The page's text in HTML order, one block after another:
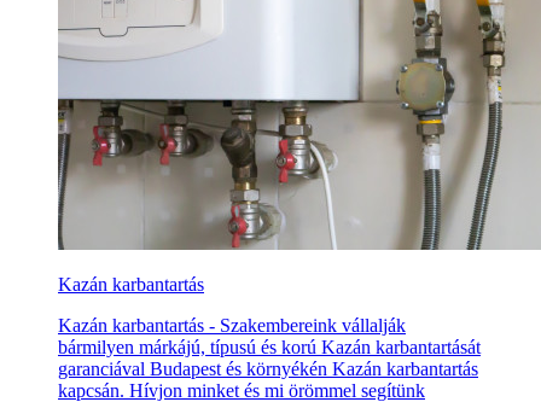
Kazán karbantartás
Kazán karbantartás - Szakembereink vállalják
bármilyen márkájú, típusú és korú Kazán karbantartását
garanciával Budapest és környékén Kazán karbantartás
kapcsán. Hívjon minket és mi örömmel segítünk